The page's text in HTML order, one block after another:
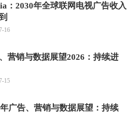
：2030年全球联网电视广告收入
16
营销与数据展望2026：持续进
15
广告、营销与数据展望：持续